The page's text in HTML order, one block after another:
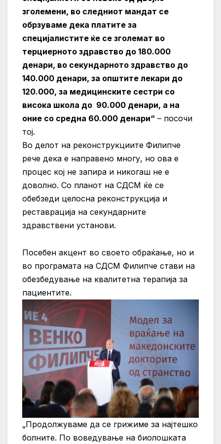
зголемени, во следниот мандат се
обрзуваме дека платите за
специјалистите ќе се зголемат во
терциерното здравство до 180.000
денари, во секундарното здравство до
140.000 денари, за општите лекари до
120.000, за медицинските сестри со
висока школа до 90.000 денари, а на
оние со средна 60.000 денари“ – посочи
тој.
Во делот на реконструкциите Филипче
рече дека е направено многу, но ова е
процес кој не запира и никогаш не е
доволно. Со планот на СДСМ ќе се
обебзеди целосна реконструкција и
реставрација на секундарните
здравствени установи.
Посебен акцент во своето обраќање, но и
во програмата на СДСМ Филипче стави на
обезбедување на квалитетна терапија за
пациентите.
„Продолжуваме да се грижиме за најтешко
болните. По воведување на биолошката